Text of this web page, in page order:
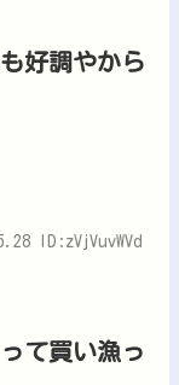
好調やから
ID:zVjVuvWVd
て買い漁っ